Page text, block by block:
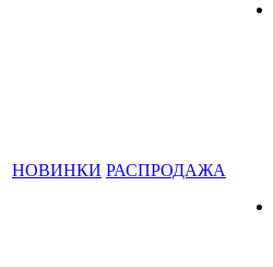
НОВИНКИ РАСПРОДАЖА